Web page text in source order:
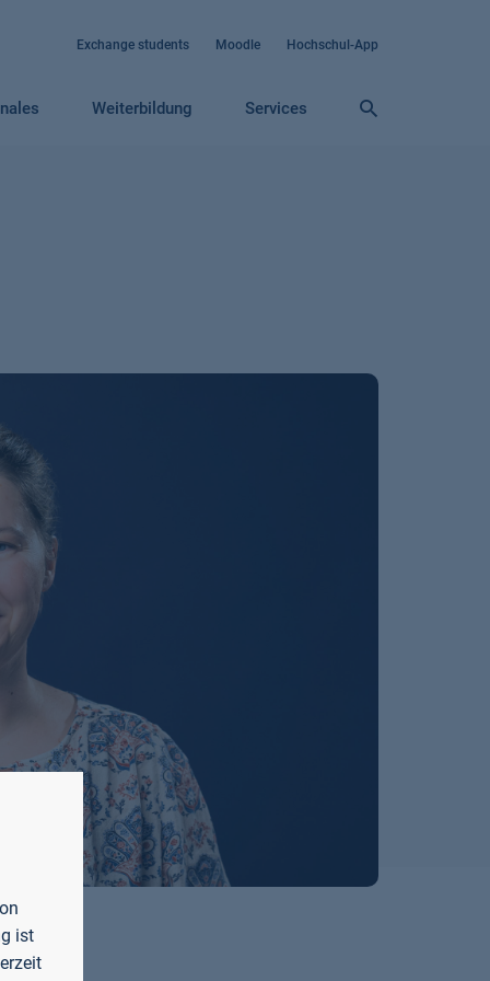
Exchange students Moodle Hochschul-App
Weiterbildung Services
ist